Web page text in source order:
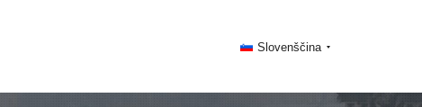
Slovenščina